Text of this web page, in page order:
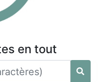
en tout